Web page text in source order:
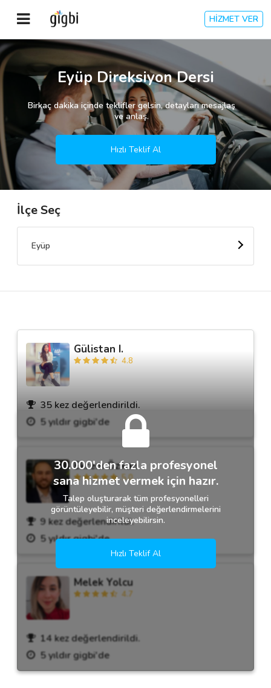
HİZMET VER
Anasayfa
Giriş Yap
Kayıt Ol
Kategoriler
🎈 Biz Kimiz?
🌟 Müşteri Değerlendirmeleri
Kariyer
Eyüp Direksiyon Dersi
Birkaç dakika içinde teklifler gelsin, detayları mesajlaş
ve anlaş.
Hızlı Teklif Al
İlçe Seç
Eyüp
Gülistan I.
4.8
35 kez değerlendirildi.
5 yıldır gigbi'de
Ekrem Özkan
5.0
9 kez değerlendirildi.
5 yıldır gigbi'de
Melek Yolcu
4.7
14 kez değerlendirildi.
5 yıldır gigbi'de
30.000'den fazla profesyonel
sana hizmet vermek için hazır.
Talep oluşturarak tüm profesyonelleri
görüntüleyebilir, müşteri değerlendirmelerini
inceleyebilirsin.
Hızlı Teklif Al